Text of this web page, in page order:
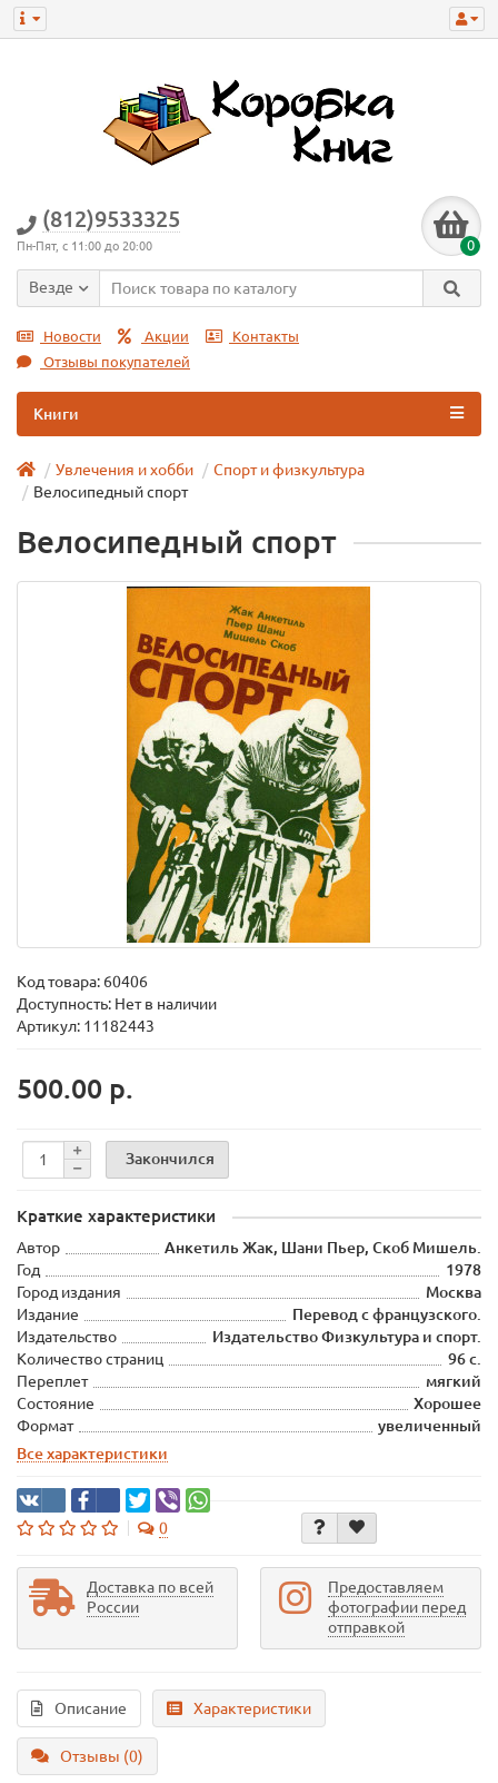
(812)9533325
Пн-Пят, с 11:00 до 20:00 0
Везде
Новости Акции
Контакты
Отзывы покупателей
Книги
Увлечения и хобби
Спорт и физкультура
Велосипедный спорт
Велосипедный спорт
Код товара: 60406
Доступность: Нет в наличии
Артикул: 11182443
500.00 р.
Закончился
Краткие характеристики
Автор
Анкетиль Жак, Шани Пьер, Скоб Мишель.
Год
1978
Город издания
Москва
Издание
Перевод с французского.
Издательство
Издательство Физкультура и спорт.
Количество страниц
96 с.
Переплет
мягкий
Состояние
Хорошее
Формат
увеличенный
Все характеристики
0
Доставка по всей
России
Предоставляем
фотографии перед
отправкой
Описание Характеристики
Отзывы (0)